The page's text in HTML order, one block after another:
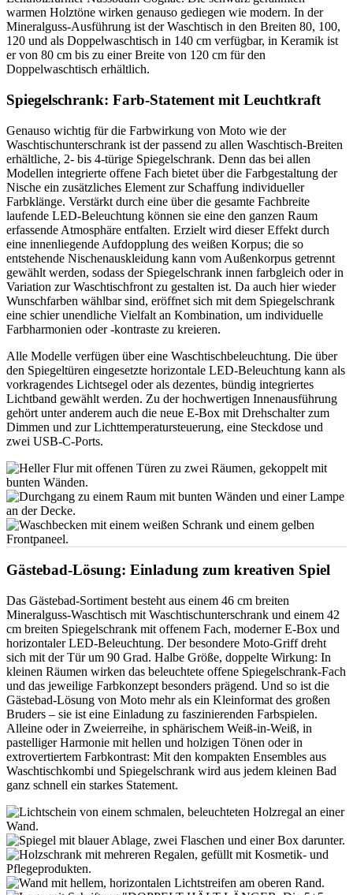
warmen Holztöne wirken genauso gediegen wie modern. In der
Mineralguss-Ausführung ist der Waschtisch in den Breiten 80, 100,
120 und als Doppelwaschtisch in 140 cm verfügbar, in Keramik ist
er von 80 cm bis zu einer Breite von 120 cm für den
Doppelwaschtisch erhältlich.
Spiegelschrank: Farb-Statement mit Leuchtkraft
Genauso wichtig für die Farbwirkung von Moto wie der
Waschtischunterschrank ist der passend zu allen Waschtisch-Breiten
erhältliche, 2- bis 4-türige Spiegelschrank. Denn das bei allen
Modellen integrierte offene Fach bietet über die Farbgestaltung der
Nische ein zusätzliches Element zur Schaffung individueller
Farbklänge. Verstärkt durch eine über die gesamte Fachbreite
laufende LED-Beleuchtung können sie eine den ganzen Raum
erfassende Atmosphäre entfalten. Erzielt wird dieser Effekt durch
eine innenliegende Aufdopplung des weißen Korpus; die so
entstehende Nischenauskleidung kann vom Außenkorpus getrennt
gewählt werden, sodass der Spiegelschrank innen farbgleich oder in
Variation zur Waschtischfront zu gestalten ist. Da auch hier wieder
Wunschfarben wählbar sind, eröffnet sich mit dem Spiegelschrank
eine schier unendliche Vielfalt an Kombination, um individuelle
Farbharmonien oder -kontraste zu kreieren.
Alle Modelle verfügen über eine Waschtischbeleuchtung. Die über
den Spiegeltüren eingesetzte horizontale LED-Beleuchtung kann als
vorkragendes Lichtsegel oder als dezentes, bündig integriertes
Lichtband gewählt werden. Zu der hochwertigen Innenausführung
gehört unter anderem auch die neue E-Box mit Drehschalter zum
Dimmen und zur Lichttemperatursteuerung, eine Steckdose und
zwei USB-C-Ports.
Gästebad-Lösung: Einladung zum kreativen Spiel
Das Gästebad-Sortiment besteht aus einem 46 cm breiten
Mineralguss-Waschtisch mit Waschtischunterschrank und einem 42
cm breiten Spiegelschrank mit offenem Fach, moderner E-Box und
horizontaler LED-Beleuchtung. Der besondere Moto-Griff dreht
sich mit der Tür um 90 Grad. Halbe Größe, doppelte Wirkung: In
kleinen Räumen wirken das beleuchtete offene Spiegelschrank-Fach
und das jeweilige Farbkonzept besonders prägend. Und so ist die
Gästebad-Lösung von Moto mehr als ein Kleinformat des großen
Bruders – sie ist eine Einladung zu faszinierenden Farbspielen.
Alleine oder in Zweierreihe, in sphärischem Weiß-in-Weiß, in
pastelliger Harmonie mit hellen und holzigen Tönen oder in
extrovertiertem Farbkontrast: Mit den kompakten Ensembles aus
Waschtischkombi und Spiegelschrank wird aus jedem kleinen Bad
ganz schnell ein starkes Statement.